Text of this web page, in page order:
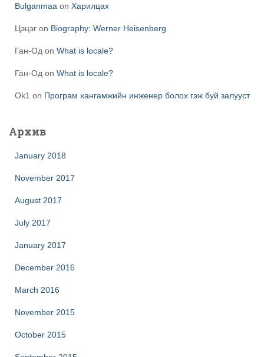
Bulganmaa on Харилцах
Цэцэг on Biography: Werner Heisenberg
Ган-Од on What is locale?
Ган-Од on What is locale?
Ok1 on Програм хангамжийн инженер болох гэж буй залууст
Архив
January 2018
November 2017
August 2017
July 2017
January 2017
December 2016
March 2016
November 2015
October 2015